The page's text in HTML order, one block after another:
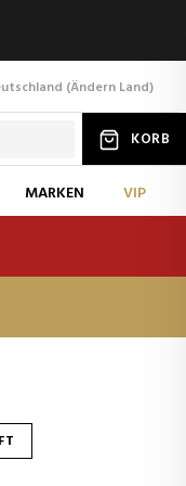
(Ändern Land)
KORB
MARKEN VIP